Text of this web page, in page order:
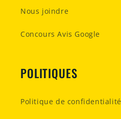
Nous joindre
Concours Avis Google
POLITIQUES
Politique de confidentialité